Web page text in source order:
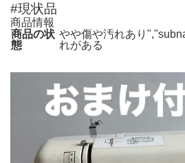
#現状品
商品情報
商品の状
態
やや傷や汚れあり
れがある